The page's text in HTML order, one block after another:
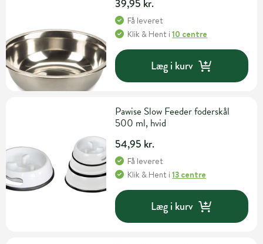
39,95 kr.
Få leveret
Klik & Hent i10 centre
Læg i kurv
Pawise Slow Feeder foderskål
500 ml, hvid
54,95 kr.
Få leveret
Klik & Hent i13 centre
Læg i kurv